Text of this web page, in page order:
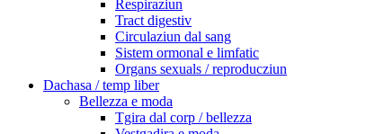
Respiraziun
Tract digestiv
Circulaziun dal sang
Sistem ormonal e limfatic
Organs sexuals / reproducziun
Dachasa / temp liber
Bellezza e moda
Tgira dal corp / bellezza